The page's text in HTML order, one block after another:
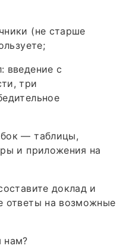
(не старше
введение с
три
— таблицы,
и приложения на
доклад и
ответы на возможные
нам?